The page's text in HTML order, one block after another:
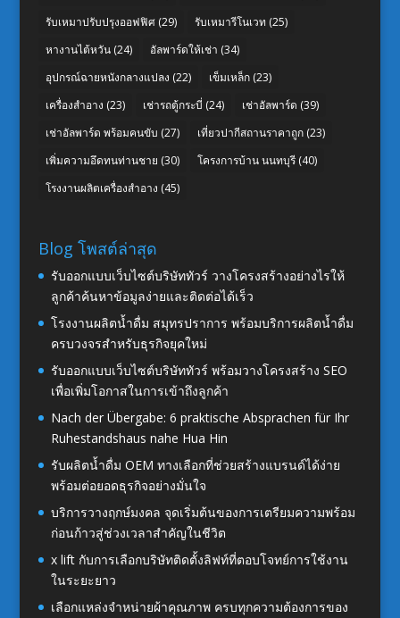
รับเหมาปรับปรุงออฟฟิศ(29) รับเหมารีโนเวท (25)
หางานไต้หวัน(24) อัลพาร์ดให้เช่า (34)
อุปกรณ์ฉายหนังกลางแปลง (22) เข็มเหล็ก(23)
เครื่องสำอาง (23) เช่ารถตู้กระบี่ (24) เช่าอัลพาร์ด (39)
เช่าอัลพาร์ด พร้อมคนขับ (27) เที่ยวปากีสถานราคาถูก(23)
เพิ่มความอึดทนท่านชาย (30) โครงการบ้าน นนทบุรี(40)
โรงงานผลิตเครื่องสำอาง (45)
Blog โพสต์ล่าสุด
รับออกแบบเว็บไซต์บริษัททัวร์ วางโครงสร้างอย่างไรให้
ลูกค้าค้นหาข้อมูลง่ายและติดต่อได้เร็ว
โรงงานผลิตน้ำดื่ม สมุทรปราการ พร้อมบริการผลิตน้ำดื่ม
ครบวงจรสำหรับธุรกิจยุคใหม่
รับออกแบบเว็บไซต์บริษัททัวร์ พร้อมวางโครงสร้าง SEO
เพื่อเพิ่มโอกาสในการเข้าถึงลูกค้า
Nach der Übergabe: 6 praktische Absprachen für Ihr
Ruhestandshaus nahe Hua Hin
รับผลิตน้ำดื่ม OEM ทางเลือกที่ช่วยสร้างแบรนด์ได้ง่าย
พร้อมต่อยอดธุรกิจอย่างมั่นใจ
บริการวางฤกษ์มงคล จุดเริ่มต้นของการเตรียมความพร้อม
ก่อนก้าวสู่ช่วงเวลาสำคัญในชีวิต
x lift กับการเลือกบริษัทติดตั้งลิฟท์ที่ตอบโจทย์การใช้งาน
ในระยะยาว
เลือกแหล่งจำหน่ายผ้าคุณภาพ ครบทุกความต้องการของ